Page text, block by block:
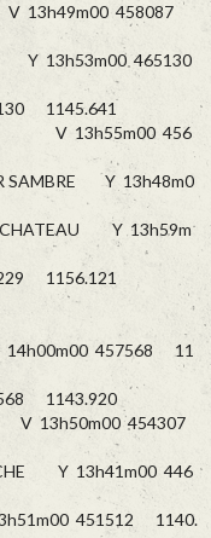
13h49m00 458087
13h53m00 465130
V 13h55m00 456
SAMBRE Y 13h48m0
Y 13h59m
457568 11
13h50m00 454307
Y 13h41m00 446
451512 1140.